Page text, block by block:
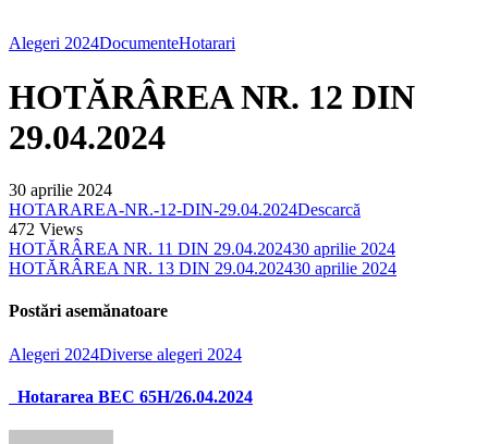
Alegeri 2024DocumenteHotarari
HOTĂRÂREA NR. 12 DIN
29.04.2024
30 aprilie 2024
HOTARAREA-NR.-12-DIN-29.04.2024Descarcă
472 Views
HOTĂRÂREA NR. 11 DIN 29.04.202430 aprilie 2024
HOTĂRÂREA NR. 13 DIN 29.04.202430 aprilie 2024
Postări asemănatoare
Alegeri 2024Diverse alegeri 2024
Hotararea BEC 65H/26.04.2024